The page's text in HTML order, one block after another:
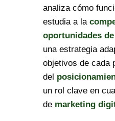
analiza cómo
estudia a la
oportunidades
una estrategia
objetivos de cada
del
un rol clave en
de marketing